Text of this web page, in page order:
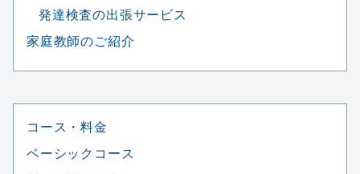
発達検査の出張サービス
家庭教師のご紹介
コース・料金
ベーシックコース